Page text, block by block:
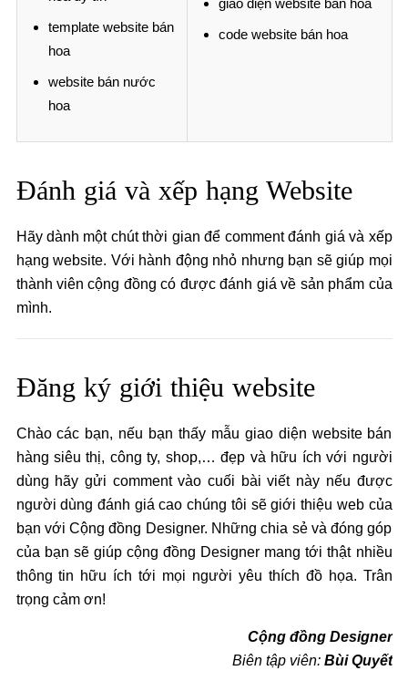
template website bán
hoa
website bán nước
hoa
code website bán hoa
Đánh giá và xếp hạng Website
Hãy dành một chút thời gian để comment đánh giá và xếp
hạng website. Với hành động nhỏ nhưng bạn sẽ giúp mọi
thành viên cộng đồng có được đánh giá về sản phẩm của
mình.
Đăng ký giới thiệu website
Chào các bạn, nếu bạn thấy mẫu giao diện website bán
hàng siêu thị, công ty, shop,… đẹp và hữu ích với người
dùng hãy gửi comment vào cuối bài viết này nếu được
người dùng đánh giá cao chúng tôi sẽ giới thiệu web của
bạn với Cộng đồng Designer. Những chia sẻ và đóng góp
của bạn sẽ giúp cộng đồng Designer mang tới thật nhiều
thông tin hữu ích tới mọi người yêu thích đồ họa. Trân
trọng cảm ơn!
Cộng đồng Designer
Biên tập viên: Bùi Quyết